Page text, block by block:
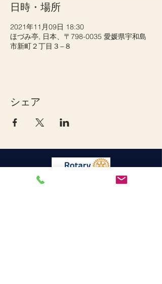
日時・場所
2021年11月09日 18:30
ほづみ亭, 日本、〒798-0035 愛媛県宇和島
市新町２丁目３−８
シェア